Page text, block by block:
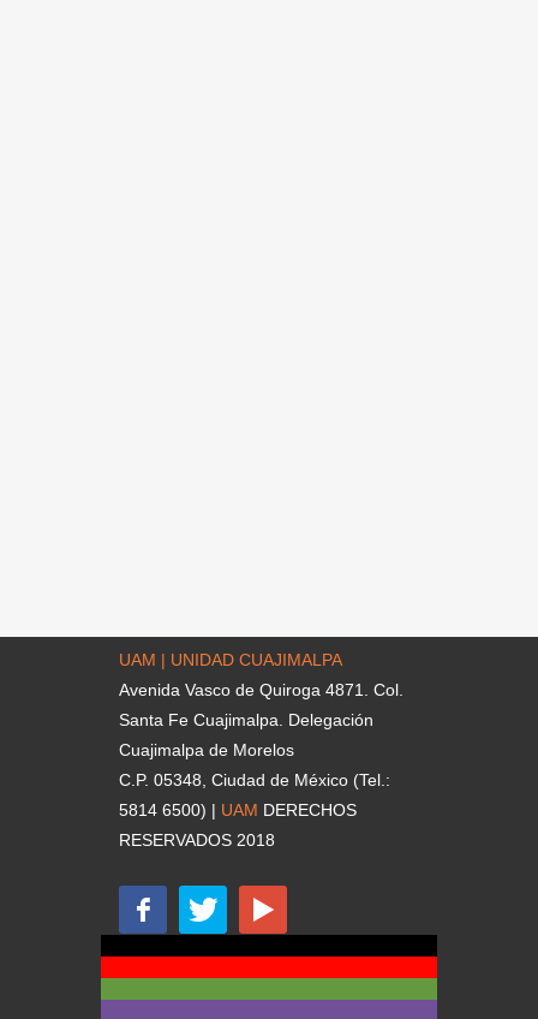
UAM | UNIDAD CUAJIMALPA
Avenida Vasco de Quiroga 4871. Col.
Santa Fe Cuajimalpa. Delegación
Cuajimalpa de Morelos
C.P. 05348, Ciudad de México (Tel.:
5814 6500) | UAM DERECHOS
RESERVADOS 2018